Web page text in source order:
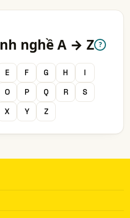
nghề A → Z ?
E F G H
I
O P Q R
S
X Y Z